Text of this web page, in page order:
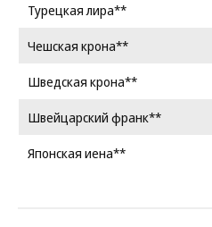
Турецкая лира**
Чешская крона**
Шведская крона**
Швейцарский франк**
Японская иена**